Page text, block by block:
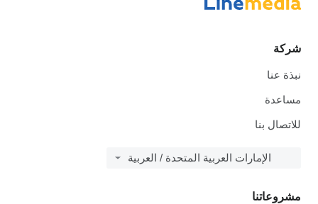
شركة
نبذة عنا
مساعدة
للاتصال بنا
الإمارات العربية المتحدة / العربية
مشروعاتنا